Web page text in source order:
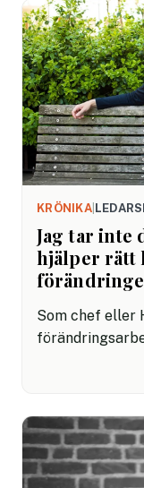
Rapporter
det gäller att
data –
och
KRÖNIKA|
Jag tar inte
hjälper rätt
Som chef eller
missa de
som ledare och